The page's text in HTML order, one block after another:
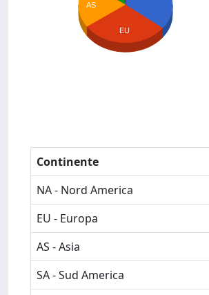
AS
EU
Continente
NA - Nord America
EU - Europa
AS - Asia
SA - Sud America